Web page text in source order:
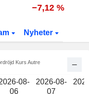
−7,12 %
Nyheter
Kurs Autre
08-
06
2026-08-
07